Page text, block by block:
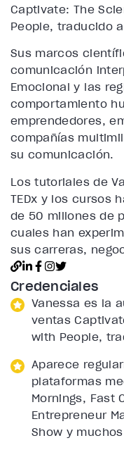
Captivate: The
People, traducido
Sus marcos
comunicación
Emocional y las
comportamiento
emprendedores,
compañías
su comunicación.
Los tutoriales de
TEDx y los cursos
de 50 millones de
cuales han
sus carreras,
Credenciales
Vanessa es la
ventas
with People,
Aparece
plataformas
Mornings, Fast
Entrepreneur
Show y